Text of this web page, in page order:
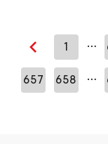
Edellinen sivu
1 …
657 658 …